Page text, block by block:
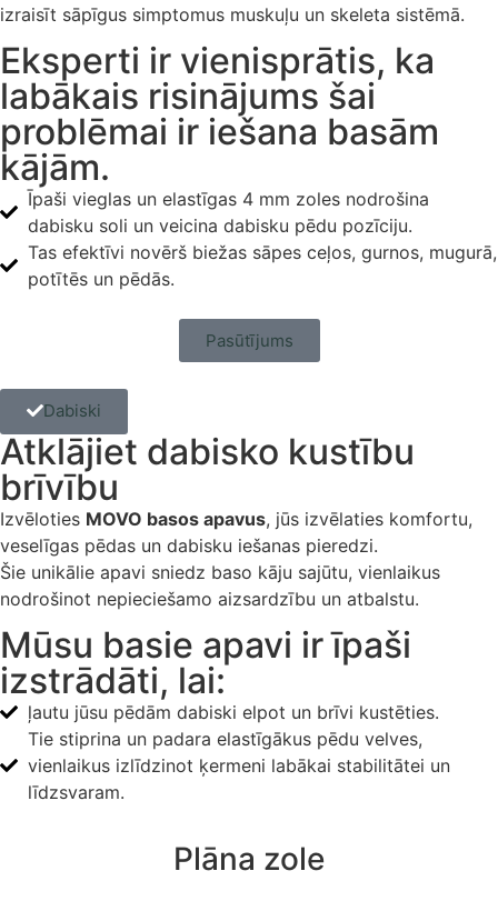
izraisīt sāpīgus simptomus muskuļu un skeleta sistēmā.
Eksperti ir vienisprātis, ka
labākais risinājums šai
problēmai ir iešana basām
kājām.
Īpaši vieglas un elastīgas 4 mm zoles nodrošina
dabisku soli un veicina dabisku pēdu pozīciju.
Tas efektīvi novērš biežas sāpes ceļos, gurnos, mugurā,
potītēs un pēdās.
Pasūtījums
Dabiski
Atklājiet dabisko kustību
brīvību
Izvēloties MOVO basos apavus, jūs izvēlaties komfortu,
veselīgas pēdas un dabisku iešanas pieredzi.
Šie unikālie apavi sniedz baso kāju sajūtu, vienlaikus
nodrošinot nepieciešamo aizsardzību un atbalstu.
Mūsu basie apavi ir īpaši
izstrādāti, lai:
ļautu jūsu pēdām dabiski elpot un brīvi kustēties.
Tie stiprina un padara elastīgākus pēdu velves,
vienlaikus izlīdzinot ķermeni labākai stabilitātei un
līdzsvaram.
Plāna zole